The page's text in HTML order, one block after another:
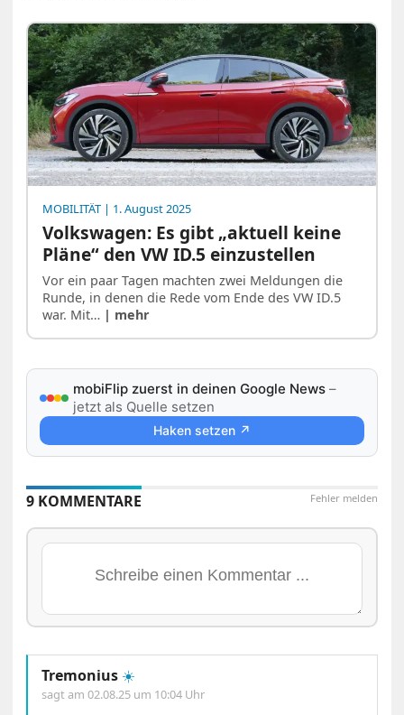
MOBILITÄT | 1. August 2025
Volkswagen: Es gibt „aktuell keine
Pläne“ den VW ID.5 einzustellen
Vor ein paar Tagen machten zwei Meldungen die
Runde, in denen die Rede vom Ende des VW ID.5
war. Mit… | mehr
mobiFlip zuerst in deinen Google News –
jetzt als Quelle setzen
Haken setzen ↗
Fehler melden
9 KOMMENTARE
Tremonius ☀️
sagt am02.08.25 um 10:04 Uhr